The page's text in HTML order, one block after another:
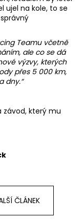
ujel na kole, to se
Teamu včetně
ale co se dá
výzvy, kterých
přes 5 000 km,
dny.“
závod, který mu
ČLÁNEK